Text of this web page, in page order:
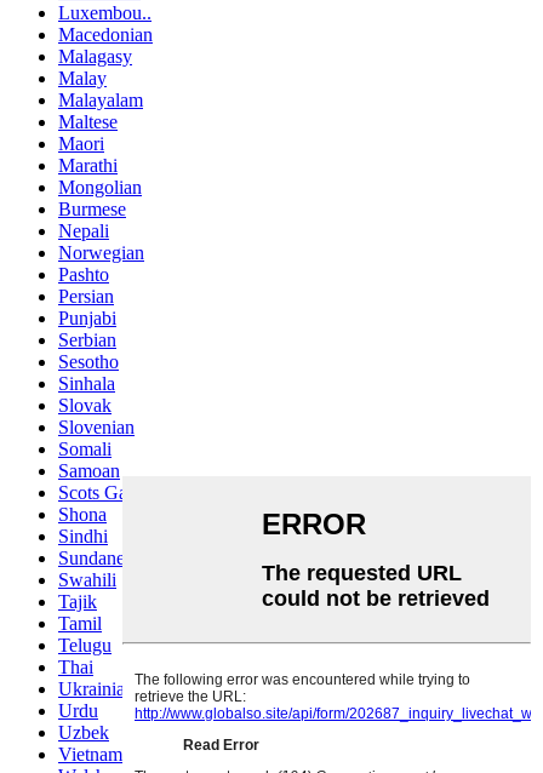
Luxembou..
Macedonian
Malagasy
Malay
Malayalam
Maltese
Maori
Marathi
Mongolian
Burmese
Nepali
Norwegian
Pashto
Persian
Punjabi
Serbian
Sesotho
Sinhala
Slovak
Slovenian
Somali
Samoan
Scots Gaelic
Shona
Sindhi
Sundanese
Swahili
Tajik
Tamil
Telugu
Thai
Ukrainian
Urdu
Uzbek
Vietnamese